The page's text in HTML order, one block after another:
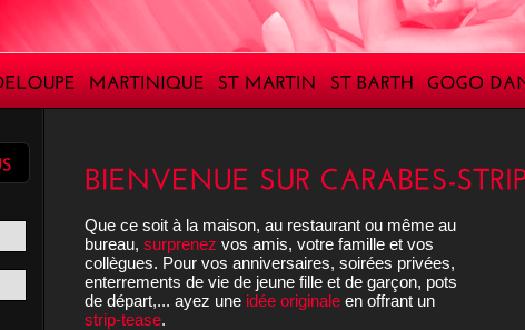
Que ce soit à la maison, au restaurant ou même au
bureau, surprenez vos amis, votre famille et vos
collègues. Pour vos anniversaires, soirées privées,
enterrements de vie de jeune fille et de garçon, pots
de départ,... ayez une idée originaleen offrant un
strip-tease.